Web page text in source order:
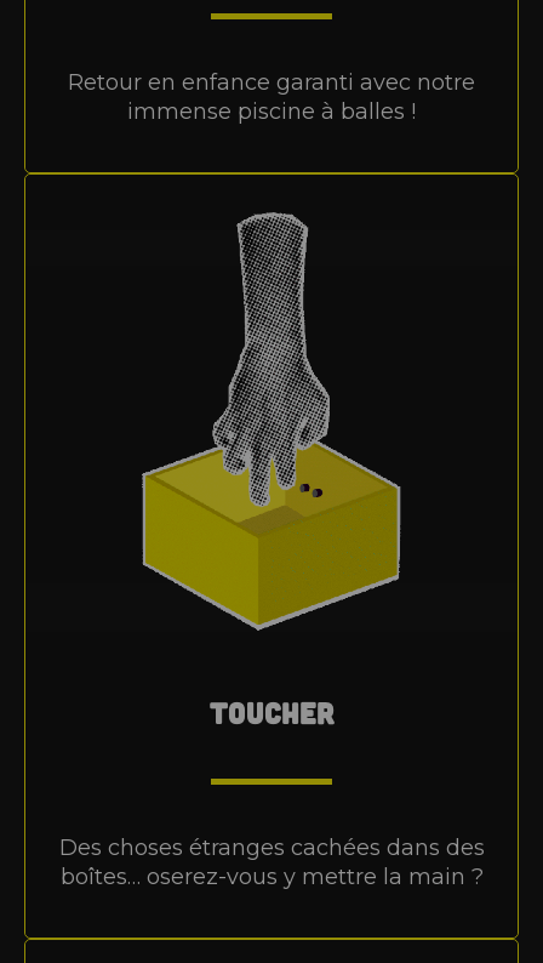
Retour en enfance garanti avec notre
immense piscine à balles !
TOUCHER
Des choses étranges cachées dans des
boîtes… oserez-vous y mettre la main ?